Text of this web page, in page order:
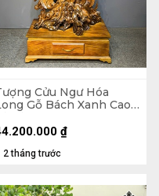
Cửu Ngư Hóa
Gỗ Bách Xanh Cao
(cm) - Kỷ Cao 30
2 tháng trước
₫